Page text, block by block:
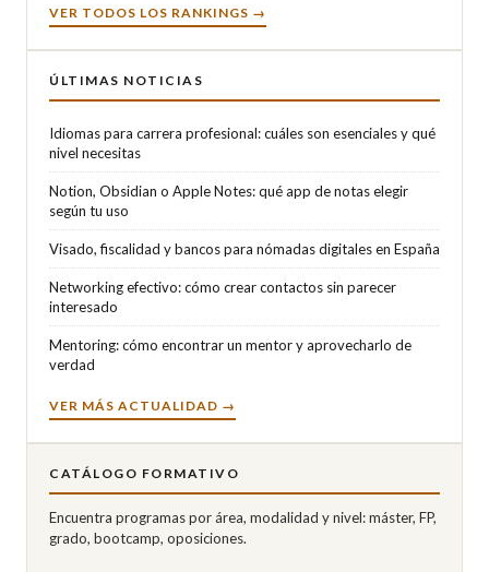
VER TODOS LOS RANKINGS →
ÚLTIMAS NOTICIAS
Idiomas para carrera profesional: cuáles son esenciales y qué
nivel necesitas
Notion, Obsidian o Apple Notes: qué app de notas elegir
según tu uso
Visado, fiscalidad y bancos para nómadas digitales en España
Networking efectivo: cómo crear contactos sin parecer
interesado
Mentoring: cómo encontrar un mentor y aprovecharlo de
verdad
VER MÁS ACTUALIDAD →
CATÁLOGO FORMATIVO
Encuentra programas por área, modalidad y nivel: máster, FP,
grado, bootcamp, oposiciones.